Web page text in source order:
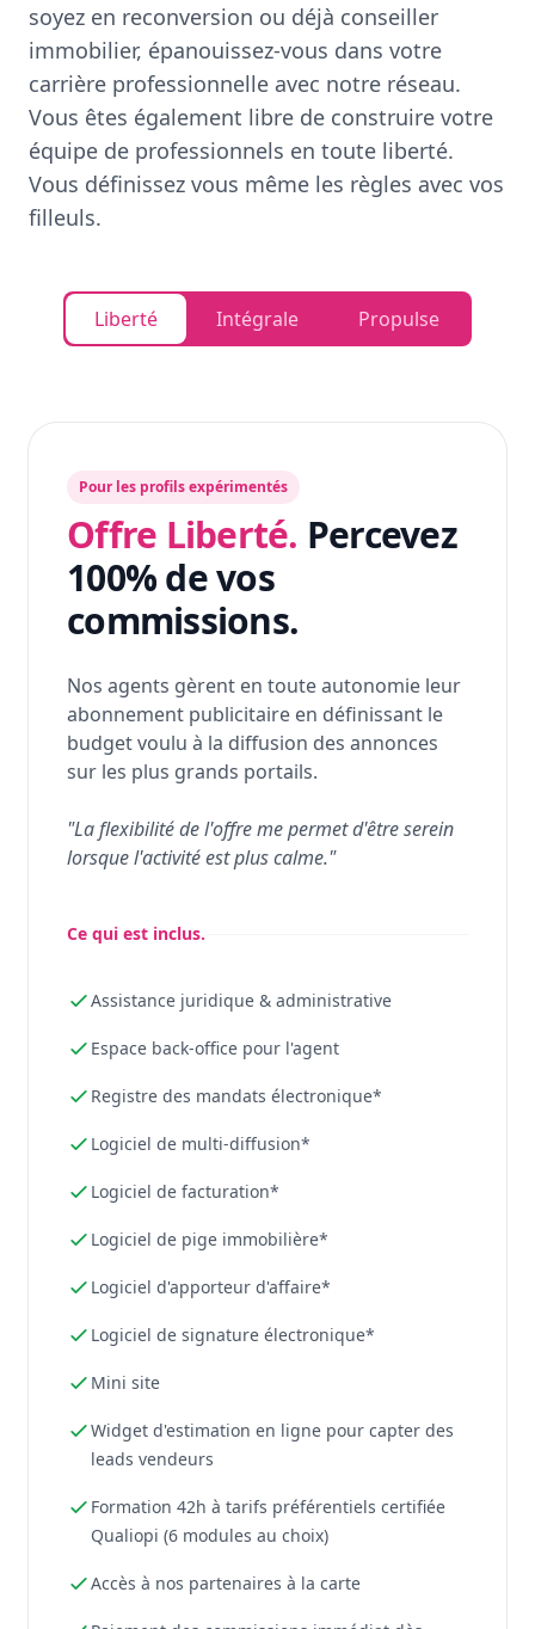
soyez en reconversion ou déjà conseiller
immobilier, épanouissez-vous dans votre
carrière professionnelle avec notre réseau.
Vous êtes également libre de construire votre
équipe de professionnels en toute liberté.
Vous définissez vous même les règles avec vos
filleuls.
Liberté Intégrale Propulse
Pour les profils expérimentés
Offre Liberté. Percevez
100% de vos
commissions.
Nos agents gèrent en toute autonomie leur
abonnement publicitaire en définissant le
budget voulu à la diffusion des annonces
sur les plus grands portails.
"La flexibilité de l'offre me permet d'être serein
lorsque l'activité est plus calme."
Ce qui est inclus.
Assistance juridique & administrative
Espace back-office pour l'agent
Registre des mandats électronique*
Logiciel de multi-diffusion*
Logiciel de facturation*
Logiciel de pige immobilière*
Logiciel d'apporteur d'affaire*
Logiciel de signature électronique*
Mini site
Widget d'estimation en ligne pour capter des
leads vendeurs
Formation 42h à tarifs préférentiels certifiée
Qualiopi (6 modules au choix)
Accès à nos partenaires à la carte